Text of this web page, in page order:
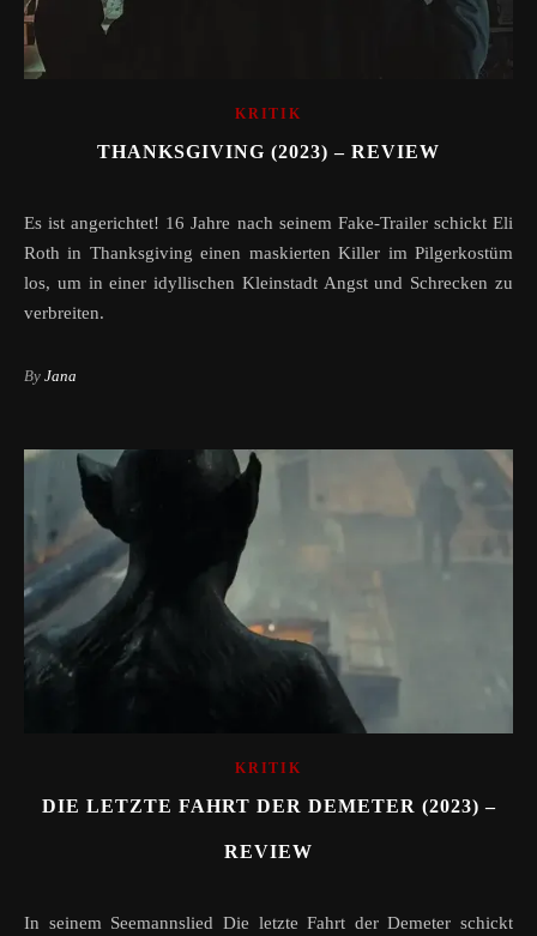
KRITIK
THANKSGIVING (2023) – REVIEW
Es ist angerichtet! 16 Jahre nach seinem Fake-Trailer schickt Eli
Roth in Thanksgiving einen maskierten Killer im Pilgerkostüm
los, um in einer idyllischen Kleinstadt Angst und Schrecken zu
verbreiten.
By Jana
KRITIK
DIE LETZTE FAHRT DER DEMETER (2023) –
REVIEW
In seinem Seemannslied Die letzte Fahrt der Demeter schickt